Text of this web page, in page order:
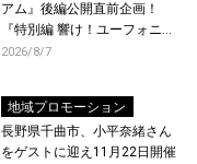
アム』後編公開直前企画！
『特別編 響け！ユーフォニア
ム〜アンサンブルコンテス
映が決定！
2026/8/7
地域プロモーション
長野県千曲市、小平奈緒さん
をゲストに迎え11月22日開催